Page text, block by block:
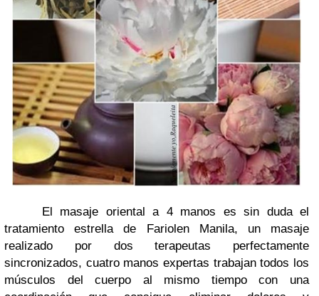
El masaje oriental a 4 manos es sin duda el
tratamiento estrella de Fariolen Manila, un masaje
realizado por dos terapeutas perfectamente
sincronizados, cuatro manos expertas trabajan todos los
músculos del cuerpo al mismo tiempo con una